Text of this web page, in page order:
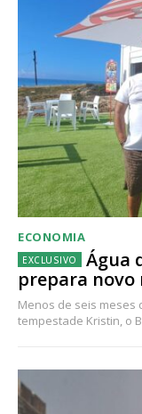
ECONOMIA
Água
prepara
Menos de seis
tempestade Kristin, o